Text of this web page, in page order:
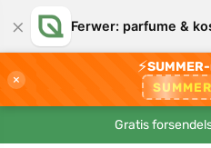
× Ferwer: parfume &
×
⚡
SUMMER
Gratis